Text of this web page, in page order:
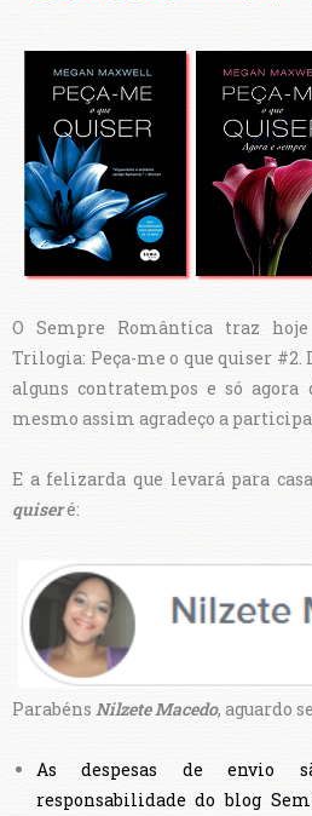
O Sempre Romântica traz
Trilogia: Peça-me o que quiser #2.
alguns contratempos e só agora
mesmo assim agradeço a
E a felizarda que levará para
quiseré:
Parabéns Nilzete Macedo, aguardo
As despesas de envio
responsabilidade do blog